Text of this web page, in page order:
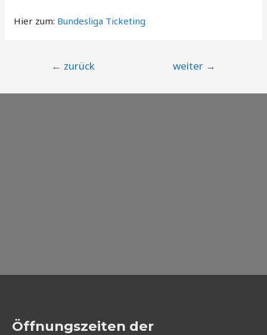
Hier zum: Bundesliga Ticketing
Beitragsnavigation
← zurück weiter →
Öffnungszeiten der